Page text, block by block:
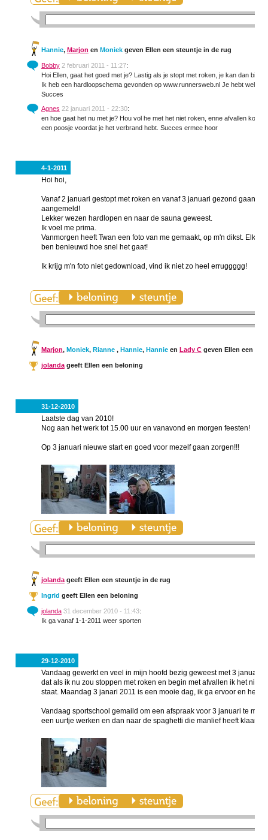
Hannie, Marjon en Moniekgeven Ellen een steuntje in de rug
Bobby 2 februari 2011 - 11:27:
Hoi Ellen, gaat het goed met je? Lastig als je stopt met roken, je kan dan
Ik heb een hardloopschema gevonden op www.runnersweb.nl Je hebt wel
Succes
Agnes 22 januari 2011 - 22:30:
en hoe gaat het nu met je? Hou vol he met het niet roken, enne afvallen kost
een poosje voordat je het verbrand hebt. Succes ermee hoor
4-1-2011
Hoi hoi,
Vanaf 2 januari gestopt met roken en vanaf 3 januari gezond gaan
aangemeld!
Lekker wezen hardlopen en naar de sauna geweest.
Ik voel me prima.
Vanmorgen heeft Twan een foto van me gemaakt, op m'n dikst. Elke
ben benieuwd hoe snel het gaat!
Ik krijg m'n foto niet gedownload, vind ik niet zo heel erruggggg!
Marjon, Moniek, Rianne , Hannie, Hannieen Lady Cgeven Ellen een
jolandageeft Ellen een beloning
31-12-2010
Laatste dag van 2010!
Nog aan het werk tot 15.00 uur en vanavond en morgen feesten!
Op 3 januari nieuwe start en goed voor mezelf gaan zorgen!!!
jolandageeft Ellen een steuntje in de rug
Ingrid geeft Ellen een beloning
jolanda 31 december 2010 - 11:43:
Ik ga vanaf 1-1-2011 weer sporten
29-12-2010
Vandaag gewerkt en veel in mijn hoofd bezig geweest met 3 januari
dat als ik nu zou stoppen met roken en begin met afvallen ik het niet
staat. Maandag 3 janari 2011 is een mooie dag, ik ga ervoor en heb
Vandaag sportschool gemaild om een afspraak voor 3 januari te
een uurtje werken en dan naar de spaghetti die manlief heeft